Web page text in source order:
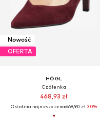
Nowość
OFERTA
HÖGL
Czółenka
468,93 zł
Ostatnia najniższa cena:669,90 zł-30%